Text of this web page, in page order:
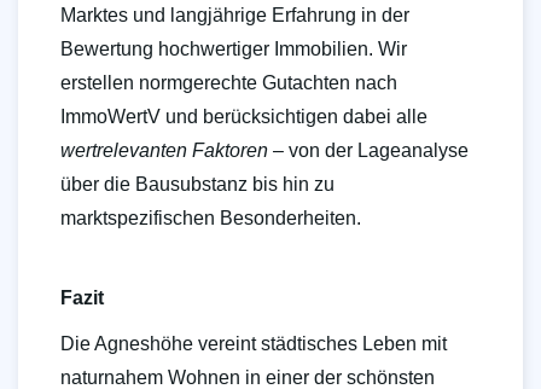
Marktes und langjährige Erfahrung in der
Bewertung hochwertiger Immobilien. Wir
erstellen normgerechte Gutachten nach
ImmoWertV und berücksichtigen dabei alle
wertrelevanten Faktoren – von der Lageanalyse
über die Bausubstanz bis hin zu
marktspezifischen Besonderheiten.
Fazit
Die Agneshöhe vereint städtisches Leben mit
naturnahem Wohnen in einer der schönsten